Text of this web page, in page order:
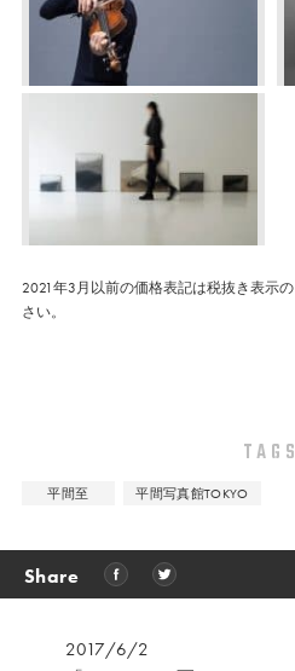
2021年3月以前の価格表記は税抜き表示
さい。
TAGS
平間至 平間写真館TOKYO
Share
2017/6/2